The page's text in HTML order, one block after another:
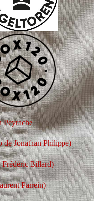
Peyrache
de Jonathan Philippe)
Billard)
Parrein)